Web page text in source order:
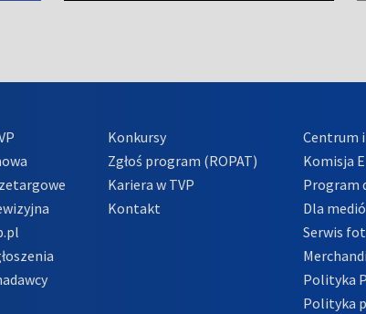
Konkursy
Zgłoś program (ROPAT)
Kariera w TVP
Kontakt
Centrum
Komisja
Program
Dla
Serwis
Polityka
Polityka